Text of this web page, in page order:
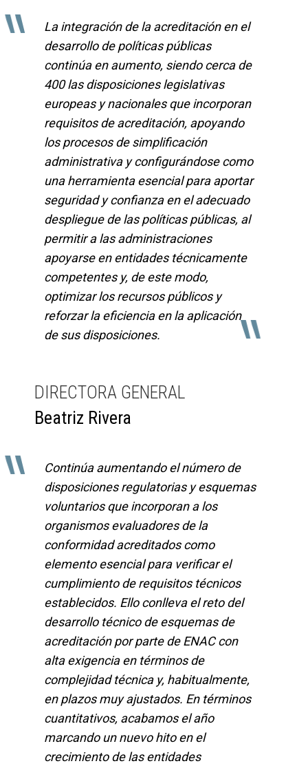
"
La integración de la acreditación en el
desarrollo de políticas públicas
continúa en aumento, siendo cerca de
400 las disposiciones legislativas
europeas y nacionales que incorporan
requisitos de acreditación, apoyando
los procesos de simplificación
administrativa y configurándose como
una herramienta esencial para aportar
seguridad y confianza en el adecuado
despliegue de las políticas públicas, al
permitir a las administraciones
apoyarse en entidades técnicamente
competentes y, de este modo,
optimizar los recursos públicos y
reforzar la eficiencia en la aplicación
de sus disposiciones.
"
DIRECTORA GENERAL
Beatriz Rivera
"
Continúa aumentando el número de
disposiciones regulatorias y esquemas
voluntarios que incorporan a los
organismos evaluadores de la
conformidad acreditados como
elemento esencial para verificar el
cumplimiento de requisitos técnicos
establecidos. Ello conlleva el reto del
desarrollo técnico de esquemas de
acreditación por parte de ENAC con
alta exigencia en términos de
complejidad técnica y, habitualmente,
en plazos muy ajustados. En términos
cuantitativos, acabamos el año
marcando un nuevo hito en el
crecimiento de las entidades